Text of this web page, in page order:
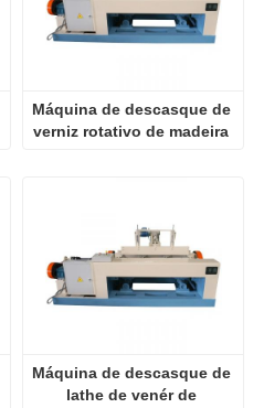
Máquina de descasque de
verniz rotativo de madeira
Máquina de descasque de
lathe de venér de